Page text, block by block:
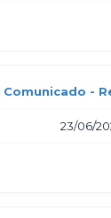
Comunicado -
23/06/